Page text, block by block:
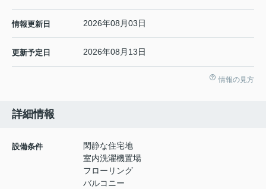
情報更新日 2026年08月03日
更新予定日 2026年08月13日
情報の見方
詳細情報
設備条件
閑静な住宅地
室内洗濯機置場
フローリング
バルコニー